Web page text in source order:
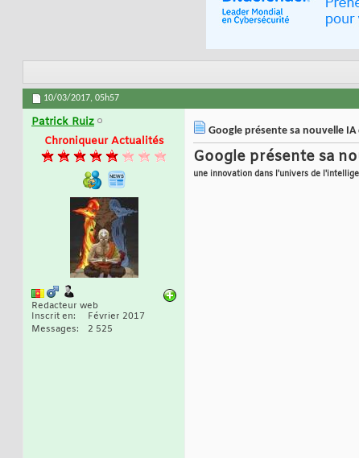
10/03/2017, 05h57
Patrick Ruiz
Chroniqueur Actualités
Redacteur web
Inscrit en
Février 2017
Messages
2 525
Google présente sa nouvelle
Google présente sa
une innovation dans l'univers de